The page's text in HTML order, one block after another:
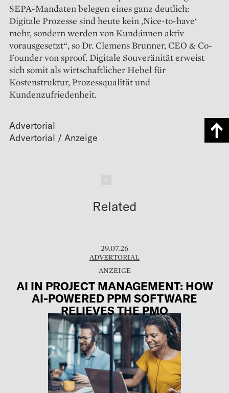
SEPA-Mandaten belegen eines ganz deutlich:
Digitale Prozesse sind heute kein ‚Nice-to-have‘
mehr, sondern werden von Kund:innen aktiv
vorausgesetzt“, so Dr. Clemens Brunner, CEO & Co-
Founder von sproof. Digitale Souveränität erweist
sich somit als wirtschaftlicher Hebel für
Kostenstruktur, Prozessqualität und
Kundenzufriedenheit.
Advertorial
Related
29.07.26
ADVERTORIAL
AI IN PROJECT MANAGEMENT: HOW
AI-POWERED PPM SOFTWARE
RELIEVES THE PMO